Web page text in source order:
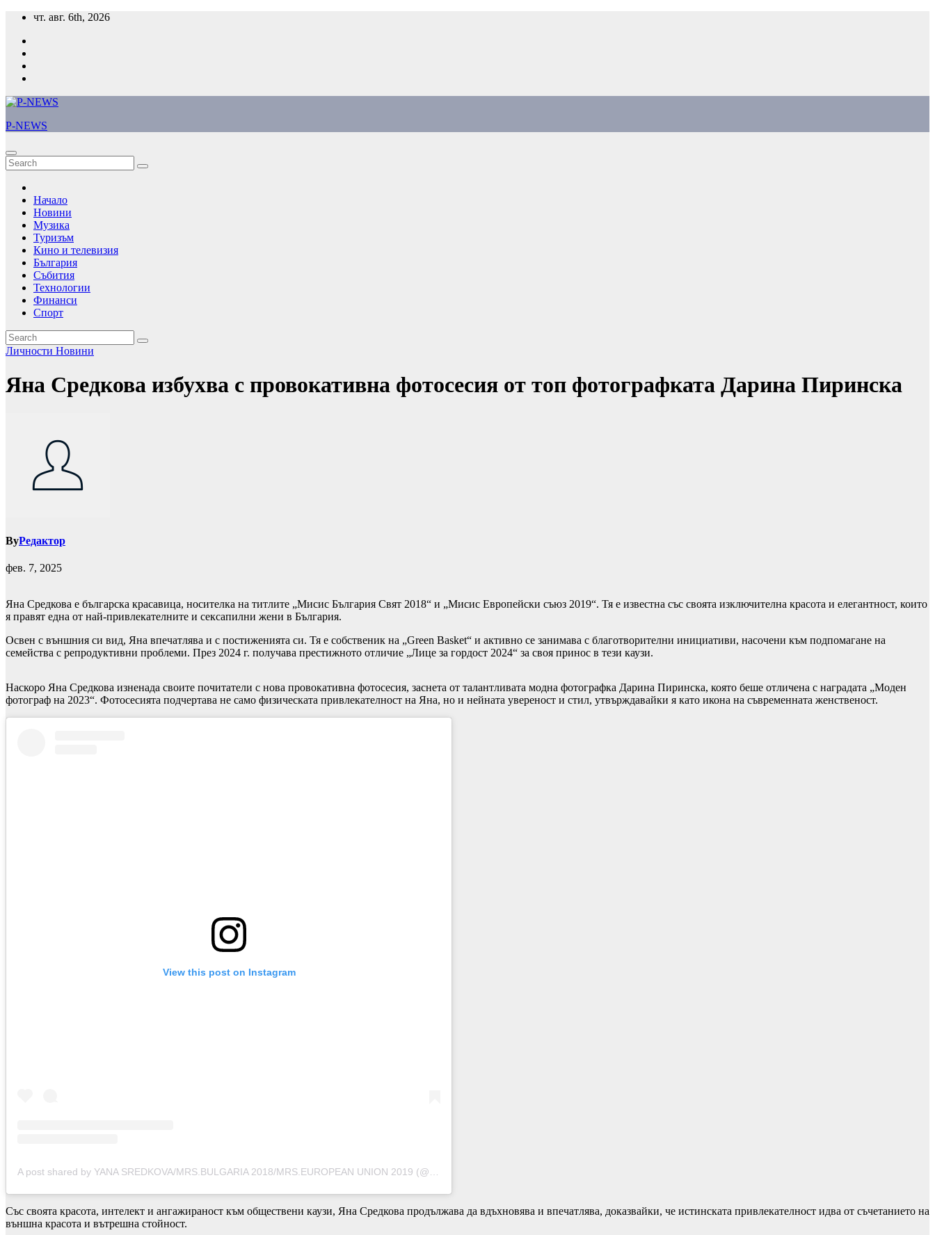
Skip
content
чт. авг. 6th, 2026
P-NEWS
Начало
Новини
Музика
Туризъм
Кино и телевизия
България
Събития
Технологии
Финанси
Спорт
Личности Новини
Яна Средкова избухва с провокативна фотосесия от топ фотографката Дарина Пиринска
ByРедактор
фев. 7, 2025
Яна Средкова е българска красавица, носителка на титлите „Мисис България Свят 2018“ и „Мисис Европейски съюз 2019“. Тя е известна със своята изключителна красота и елегантност, които
я правят една от най-привлекателните и сексапилни жени в България.
Освен с външния си вид, Яна впечатлява и с постиженията си. Тя е собственик на „Green Basket“ и активно се занимава с благотворителни инициативи, насочени към подпомагане на
семейства с репродуктивни проблеми. През 2024 г. получава престижното отличие „Лице за гордост 2024“ за своя принос в тези каузи.
Наскоро Яна Средкова изненада своите почитатели с нова провокативна фотосесия, заснета от талантливата модна фотографка Дарина Пиринска, която беше отличена с наградата „Моден
фотограф на 2023“. Фотосесията подчертава не само физическата привлекателност на Яна, но и нейната увереност и стил, утвърждавайки я като икона на съвременната женственост.
View this post on Instagram
Със своята красота, интелект и ангажираност към обществени каузи, Яна Средкова продължава да вдъхновява и впечатлява, доказвайки, че истинската привлекателност идва от съчетанието на
външна красота и вътрешна стойност.